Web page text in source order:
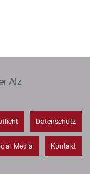
Alz
Datenschutz
Media Kontakt